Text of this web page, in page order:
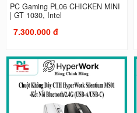
PC Gaming PL06 CHICKEN MINI
| GT 1030, Intel
7.300.000 đ